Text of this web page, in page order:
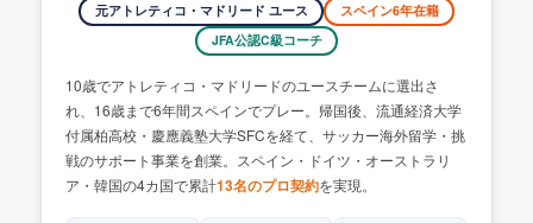
元アトレティコ・マドリード ユース
スペイン6年在籍
JFA公認C級コーチ
10歳でアトレティコ・マドリードのユースチームに選出さ
れ、16歳まで6年間スペインでプレー。帰国後、流通経済大学
付属柏高校・慶應義塾大学SFCを経て、サッカー海外留学・挑
戦のサポート事業を創業。スペイン・ドイツ・オーストラリ
ア・韓国の4カ国で累計13名のプロ契約を実現。